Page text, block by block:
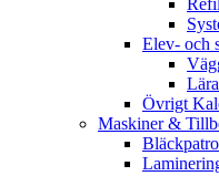
Elev- och
Övrigt
Maskiner &